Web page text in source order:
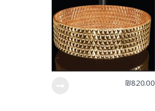
₪820.00